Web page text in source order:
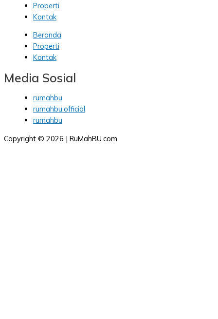
Properti
Kontak
Beranda
Properti
Kontak
Media Sosial
rumahbu
rumahbu.official
rumahbu
Copyright © 2026 | RuMahBU.com